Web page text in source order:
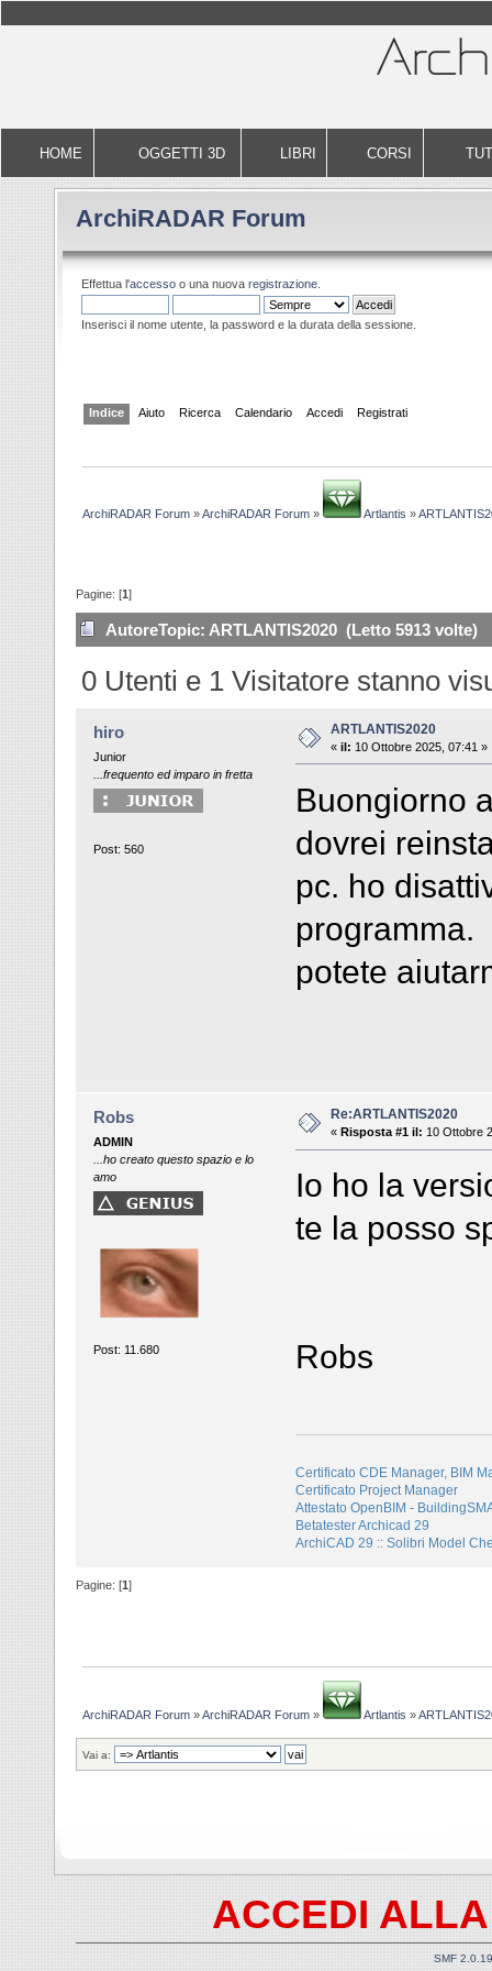
HOME OGGETTI 3D LIBRI CORSI
ArchiRADAR Forum
Effettua l'accesso o una nuova registrazione.
Inserisci il nome utente, la password e la durata della sessione.
Indice Aiuto Ricerca Calendario Accedi Registrati
ArchiRADAR Forum »ArchiRADAR Forum » Artlantis »
Pagine: [1]
AutoreTopic: ARTLANTIS2020 (Letto 5913 volte)
0 Utenti e 1 Visitatore stanno
hiro
Junior
...frequento ed imparo in fretta
Post: 560
ARTLANTIS2020
« il: 10 Ottobre 2025, 07:41 »
Buongiorno
dovrei
pc. ho
programma.
potete
Robs
ADMIN
...ho creato questo spazio e lo
amo
Post: 11.680
Re:ARTLANTIS2020
« Risposta #1 il: 10 Ottobre
Io ho la
te la posso
Robs
Certificato CDE Manager, BIM
Certificato Project Manager
Attestato OpenBIM -
Betatester Archicad 29
ArchiCAD 29 :: Solibri Model
Pagine: [1]
ArchiRADAR Forum »ArchiRADAR Forum » Artlantis »
Vai a:
ACCEDI
SMF 2.0.19